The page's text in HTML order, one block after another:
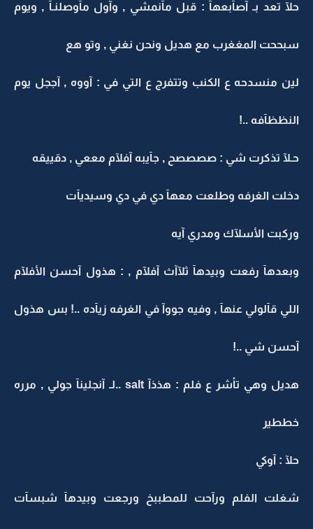
حلآ تعد بـ آصآبعهآ : قبل مآنمشي , وآول مآوصلنـآ , ويوم
سبححت المغغرب مع هديل ونحن نغني , وتو هع
لين منسدحه ع الكنب وتتفرج ع التي في : آووه , آججل يوم
النظظآفه ..!
حـلآ تذكرت شي : صصصصح , جآيبه آفلآم مععي , دقييقه
دخلت الغرفه وطلعت معهآ دي في دي وسيديآت
وركبت الأسلآك ومدري آيه
وبعدهآ رفعت وبيدهآ ثلآآث آفلآم , : هذول آحسن الأفلآم
اللي قآلولي عنهآ , وفيه جووآ في الغرفه زيآده ..! بس هذول
آحسن شي ..!
هديل وهي تأشر ع فلم : هذذآ salt ..لـ آنجلينآ جولي , مرره
خططير
حلآ : آوكي
شغلت الفلم ورآحت للمطببخ ورجعت وبيدهآ شبسآت